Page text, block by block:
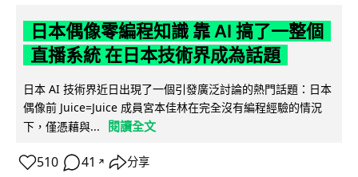
日本偶像零編程知識 靠 AI 搞了一整個
直播系統 在日本技術界成為話題
日本 AI 技術界近日出現了一個引發廣泛討論的熱門話題：日本
偶像前 Juice=Juice 成員宮本佳林在完全沒有編程經驗的情況
下，僅憑藉與...
閱讀全文
510 41 ↗ 分享